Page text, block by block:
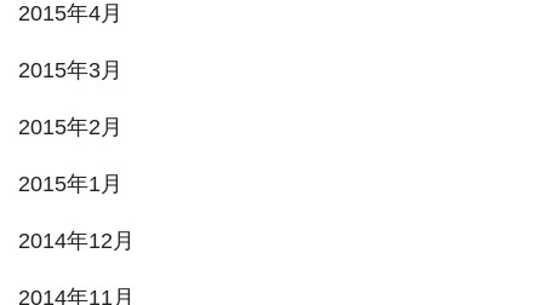
2015年4月
2015年3月
2015年2月
2015年1月
2014年12月
2014年11月